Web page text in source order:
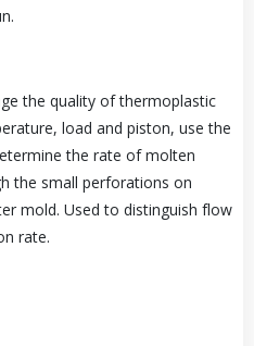
the quality of thermoplastic
load and piston, use the
the rate of molten
the small perforations on
mold. Used to distinguish flow
rate.